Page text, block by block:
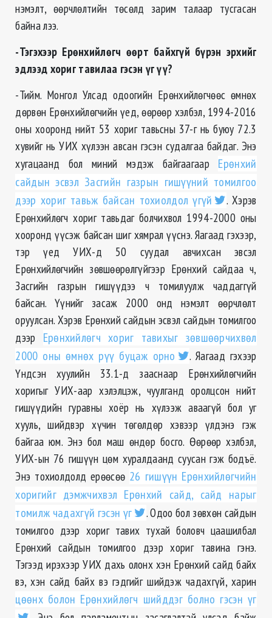
нэмэлт, өөрчлөлтийн төсөлд зарим талаар тусгасан
байна лээ.
-Тэгэхээр Ерөнхийлөгч өөрт байхгүй бүрэн эрхийг
эдлээд хориг тавилаа гэсэн үг үү?
-Тийм. Монгол Улсад одоогийн Ерөнхийлөгчөөс өмнөх
дөрвөн Ерөнхийлөгчийн үед, өөрөөр хэлбэл, 1994-2016
оны хооронд нийт 53 хориг тавьсны 37-г нь буюу 72.3
хувийг нь УИХ хүлээн авсан гэсэн судалгаа байдаг. Энэ
хугацаанд бол миний мэдэж байгаагаар Ерөнхий
сайдын эсвэл Засгийн газрын гишүүний томилгоо
дээр хориг тавьж байсан тохиолдол үгүй
. Хэрэв
Ерөнхийлөгч хориг тавьдаг болчихвол 1994-2000 оны
хооронд үүсэж байсан шиг хямрал үүснэ. Яагаад гэхээр,
тэр үед УИХ-д 50 суудал авчихсан эвсэл
Ерөнхийлөгчийн зөвшөөрөлгүйгээр Ерөнхий сайдаа ч,
Засгийн газрын гишүүдээ ч томилуулж чаддаггүй
байсан. Үүнийг засаж 2000 онд нэмэлт өөрчлөлт
оруулсан. Хэрэв Ерөнхий сайдын эсвэл сайдын томилгоо
дээр Ерөнхийлөгч хориг тавихыг зөвшөөрчихвөл
2000 оны өмнөх рүү буцаж орно
. Яагаад гэхээр
Үндсэн хуулийн 33.1-д зааснаар Ерөнхийлөгчийн
хоригыг УИХ-аар хэлэлцэж, чуулганд оролцсон нийт
гишүүдийн гуравны хоёр нь хүлээж аваагүй бол уг
хууль, шийдвэр хүчин төгөлдөр хэвээр үлдэнэ гэж
байгаа юм. Энэ бол маш өндөр босго. Өөрөөр хэлбэл,
УИХ-ын 76 гишүүн цөм хуралдаанд суусан гэж бодъё.
Энэ тохиолдолд ерөөсөө 26 гишүүн Ерөнхийлөгчийн
хоригийг дэмжчихвэл Ерөнхий сайд, сайд нарыг
томилж чадахгүй гэсэн үг
. Одоо бол зөвхөн сайдын
томилгоо дээр хориг тавих тухай боловч цаашилбал
Ерөнхий сайдын томилгоо дээр хориг тавина гэнэ.
Тэгээд ирэхээр УИХ дахь олонх хэн Ерөнхий сайд байх
вэ, хэн сайд байх вэ гэдгийг шийдэж чадахгүй, харин
цөөнх болон Ерөнхийлөгч шийддэг болно гэсэн үг